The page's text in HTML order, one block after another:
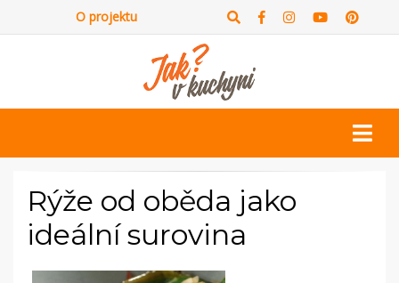
O projektu
Rýže od oběda jako
ideální surovina